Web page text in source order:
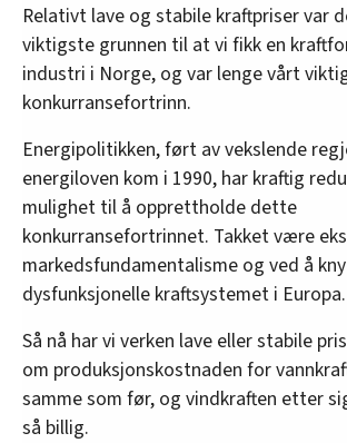
Relativt lave og stabile kraftpriser var
viktigste grunnen til at vi fikk en
industri i Norge, og var lenge vårt
konkurransefortrinn.
Energipolitikken, ført av vekslende
energiloven kom i 1990, har kraftig
mulighet til å opprettholde dette
konkurransefortrinnet. Takket være
markedsfundamentalisme og ved å
dysfunksjonelle kraftsystemet i Europa.
Så nå har vi verken lave eller stabile
om produksjonskostnaden for
samme som før, og vindkraften etter
så billig.